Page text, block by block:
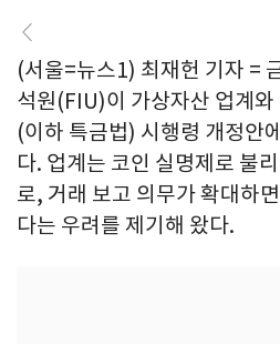
(서울=뉴스1) 최재헌 기자 =
석원(FIU)이 가상자산 업계
(이하 특금법) 시행령 개정안
다. 업계는 코인 실명제로 불
로, 거래 보고 의무가 확대하
다는 우려를 제기해 왔다.